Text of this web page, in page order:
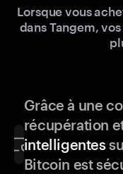
Lorsque vous
dans Tangem,
Grâce à une
récupération
intelligentes
Bitcoin est